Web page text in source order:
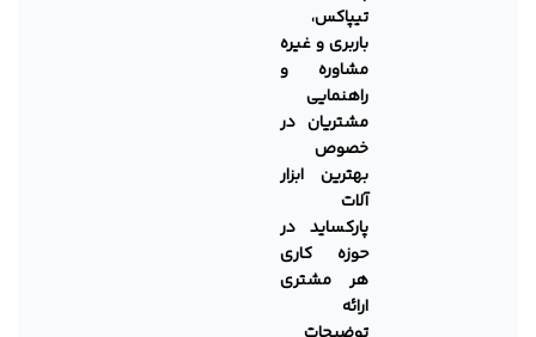
تیپاکس،
باربری و غیره
مشاوره و
راهنمایی
مشتریان در
خصوص
بهترین ابزار
آلات
پارکساید در
حوزه کاری
هر مشتری
ارائه